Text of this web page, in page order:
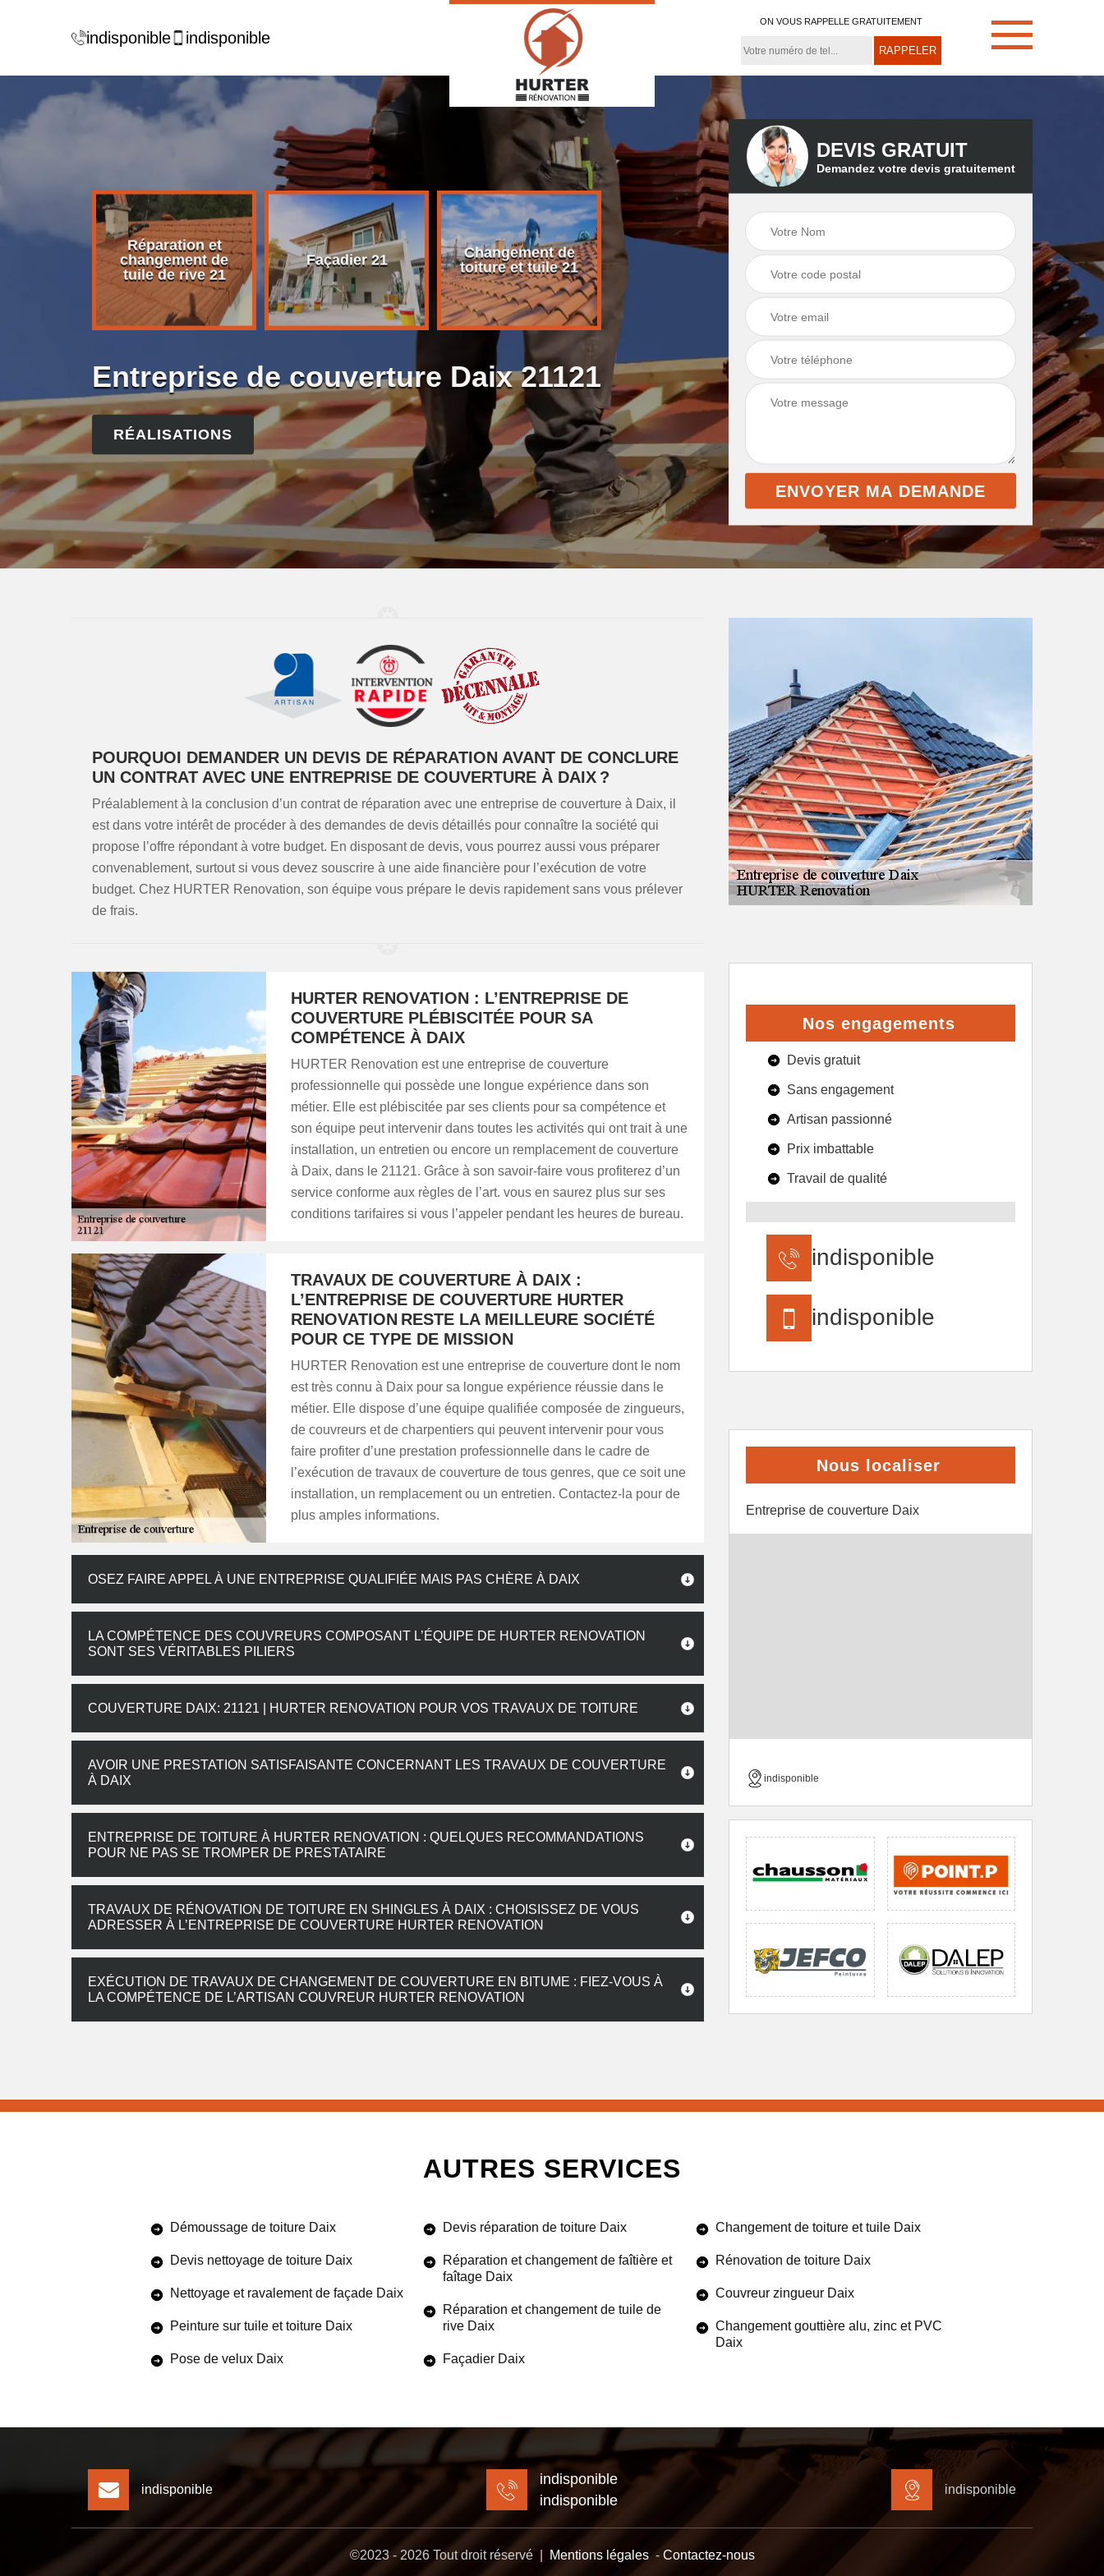
indisponible indisponible
ON VOUS RAPPELLE GRATUITEMENT
Réparation et
changement de
tuile de rive 21
Façadier 21
Changement de
toiture et tuile 21
Rénovation de
Démoussage de
toiture 21
Couvreur zingueur
21
Entreprise de couverture Daix 21121
RÉALISATIONS
DEVIS GRATUIT
Demandez votre devis gratuitement
POURQUOI DEMANDER UN DEVIS DE RÉPARATION AVANT DE CONCLURE
UN CONTRAT AVEC UNE ENTREPRISE DE COUVERTURE À DAIX ?
Préalablement à la conclusion d’un contrat de réparation avec une entreprise de couverture à Daix, il
est dans votre intérêt de procéder à des demandes de devis détaillés pour connaître la société qui
propose l’offre répondant à votre budget. En disposant de devis, vous pourrez aussi vous préparer
convenablement, surtout si vous devez souscrire à une aide financière pour l’exécution de votre
budget. Chez HURTER Renovation, son équipe vous prépare le devis rapidement sans vous prélever
de frais.
HURTER RENOVATION : L’ENTREPRISE DE
COUVERTURE PLÉBISCITÉE POUR SA
COMPÉTENCE À DAIX
HURTER Renovation est une entreprise de couverture
professionnelle qui possède une longue expérience dans son
métier. Elle est plébiscitée par ses clients pour sa compétence et
son équipe peut intervenir dans toutes les activités qui ont trait à une
installation, un entretien ou encore un remplacement de couverture
à Daix, dans le 21121. Grâce à son savoir-faire vous profiterez d’un
service conforme aux règles de l’art. vous en saurez plus sur ses
conditions tarifaires si vous l’appeler pendant les heures de bureau.
TRAVAUX DE COUVERTURE À DAIX :
L’ENTREPRISE DE COUVERTURE HURTER
RENOVATION RESTE LA MEILLEURE SOCIÉTÉ
POUR CE TYPE DE MISSION
HURTER Renovation est une entreprise de couverture dont le nom
est très connu à Daix pour sa longue expérience réussie dans le
métier. Elle dispose d’une équipe qualifiée composée de zingueurs,
de couvreurs et de charpentiers qui peuvent intervenir pour vous
faire profiter d’une prestation professionnelle dans le cadre de
l’exécution de travaux de couverture de tous genres, que ce soit une
installation, un remplacement ou un entretien. Contactez-la pour de
plus amples informations.
OSEZ FAIRE APPEL À UNE ENTREPRISE QUALIFIÉE MAIS PAS CHÈRE À DAIX
LA COMPÉTENCE DES COUVREURS COMPOSANT L’ÉQUIPE DE HURTER RENOVATION
SONT SES VÉRITABLES PILIERS
COUVERTURE DAIX: 21121 | HURTER RENOVATION POUR VOS TRAVAUX DE TOITURE
AVOIR UNE PRESTATION SATISFAISANTE CONCERNANT LES TRAVAUX DE COUVERTURE
À DAIX
ENTREPRISE DE TOITURE À HURTER RENOVATION : QUELQUES RECOMMANDATIONS
POUR NE PAS SE TROMPER DE PRESTATAIRE
TRAVAUX DE RÉNOVATION DE TOITURE EN SHINGLES À DAIX : CHOISISSEZ DE VOUS
ADRESSER À L’ENTREPRISE DE COUVERTURE HURTER RENOVATION
EXÉCUTION DE TRAVAUX DE CHANGEMENT DE COUVERTURE EN BITUME : FIEZ-VOUS À
LA COMPÉTENCE DE L’ARTISAN COUVREUR HURTER RENOVATION
Nos engagements
Devis gratuit
Sans engagement
Artisan passionné
Prix imbattable
Travail de qualité
indisponible
indisponible
Nous localiser
Entreprise de couverture Daix
indisponible
AUTRES SERVICES
Démoussage de toiture Daix
Devis nettoyage de toiture Daix
Nettoyage et ravalement de façade Daix
Peinture sur tuile et toiture Daix
Pose de velux Daix
Devis réparation de toiture Daix
Réparation et changement de faîtière et
faîtage Daix
Réparation et changement de tuile de
rive Daix
Façadier Daix
Changement de toiture et tuile Daix
Rénovation de toiture Daix
Couvreur zingueur Daix
Changement gouttière alu, zinc et PVC
Daix
indisponible
indisponible
indisponible
indisponible
©2023 - 2026 Tout droit réservé | Mentions légales- Contactez-nous